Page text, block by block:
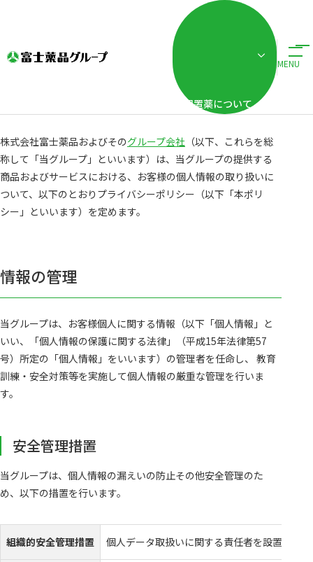
配置薬について
MENU
ホーム プライバシーポリシー
プライバシーポリシー
株式会社富士薬品およびそのグループ会社 （以下、これらを総
称して「当グループ」といいます）は、当グループの提供する
商品およびサービスにおける、お客様の個人情報の取り扱いに
ついて、以下のとおりプライバシーポリシー（以下「本ポリ
シー」といいます）を定めます。
情報の管理
当グループは、お客様個人に関する情報（以下「個人情報」と
いい、「個人情報の保護に関する法律」（平成15年法律第57
号）所定の「個人情報」をいいます）の管理者を任命し、 教育
訓練・安全対策等を実施して個人情報の厳重な管理を行いま
す。
安全管理措置
当グループは、個人情報の漏えいの防止その他安全管理のた
め、以下の措置を行います。
組織的安全管理措置 個人データ取扱いに関する責任者を設置し、